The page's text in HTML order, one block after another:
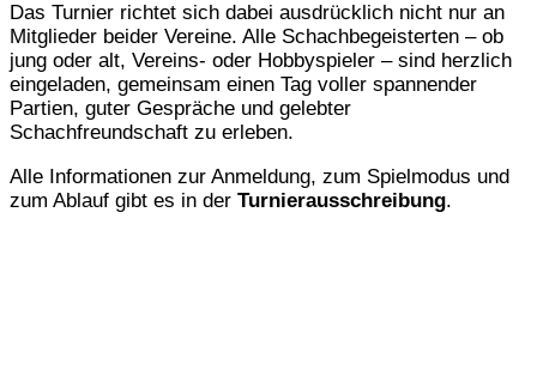
Das Turnier richtet sich dabei ausdrücklich nicht nur an
Mitglieder beider Vereine. Alle Schachbegeisterten – ob
jung oder alt, Vereins- oder Hobbyspieler – sind herzlich
eingeladen, gemeinsam einen Tag voller spannender
Partien, guter Gespräche und gelebter
Schachfreundschaft zu erleben.
Alle Informationen zur Anmeldung, zum Spielmodus und
zum Ablauf gibt es in der Turnierausschreibung.